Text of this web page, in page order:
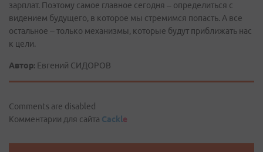
зарплат. Поэтому самое главное сегодня – определиться с
видением будущего, в которое мы стремимся попасть. А все
остальное – только механизмы, которые будут приближать нас
к цели.
Автор: Евгений СИДОРОВ
Comments are disabled
Комментарии для сайта Cackle